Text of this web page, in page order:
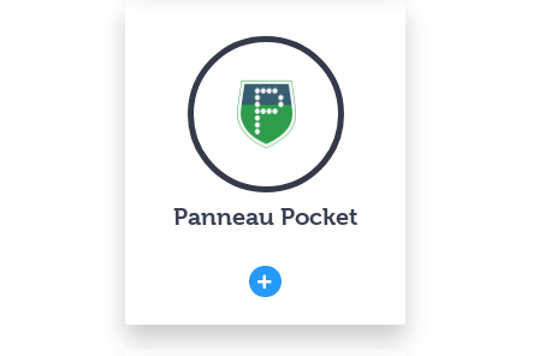
Panneau Pocket